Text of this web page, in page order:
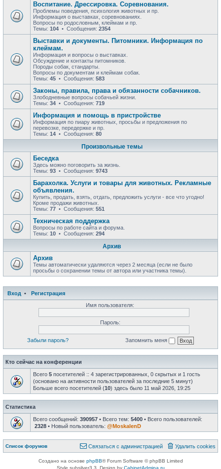
Воспитание. Дрессировка. Соревнования.
Проблемы поведения, психология животных и пр.
Информация о выставках, соревнованиях.
Вопросы по родословным, клеймам и пр.
Темы: 104 • Сообщения: 2354
Выставки и документы. Питомники. Информация по
клеймам.
Информация и вопросы о выставках.
Обсуждение и контакты питомников.
Породы собак, стандарты.
Вопросы по документам и клеймам собак.
Темы: 45 • Сообщения: 583
Законы, правила, права и обязанности собачников.
Злободневные вопросы собачьей жизни.
Темы: 34 • Сообщения: 719
Информация и помощь в пристройстве
Информация по пиару животных, просьбы и предложения по
перевозке, передержке и пр.
Темы: 14 • Сообщения: 80
Произвольные темы
Беседка
Здесь можно поговорить за жизнь.
Темы: 93 • Сообщения: 9743
Барахолка. Услуги и товары для животных. Рекламные
объявления.
Купить, продать, взять, отдать, предложить услуги - все что угодно!
Кроме продажи животных.
Темы: 77 • Сообщения: 551
Техническая поддержка
Вопросы по работе сайта и форума.
Темы: 10 • Сообщения: 294
Архив
Архив
Темы автоматически удаляются через 2 месяца (если не было
просьбы о сохранении темы от автора или участника темы).
Вход •
Регистрация
Имя пользователя:
Пароль:
Забыли пароль? Запомнить меня
Кто сейчас на конференции
Всего 5 посетителей :: 4 зарегистрированных, 0 скрытых и 1 гость
(основано на активности пользователей за последние 5 минут)
Больше всего посетителей (10) здесь было 11 май 2026, 19:25
Статистика
Всего сообщений: 390957 • Всего тем: 5400 • Всего пользователей:
2328 • Новый пользователь: @MoskalenD
Список форумов Удалить cookies
Связаться с администрацией
Создано на основе phpBB® Forum Software © phpBB Limited
Style subsilver3.3. Design by CabinetAdmina.ru